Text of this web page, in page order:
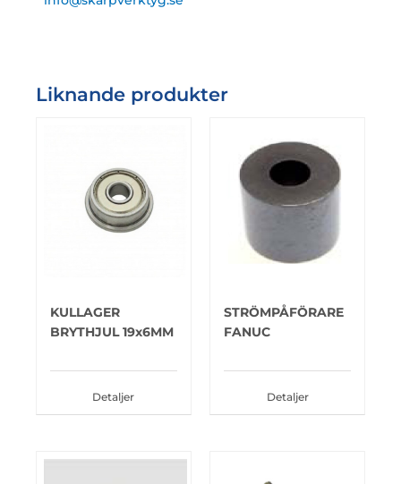
Liknande produkter
KULLAGER
BRYTHJUL 19x6MM
Detaljer
STRÖMPÅFÖRARE
FANUC
Detaljer